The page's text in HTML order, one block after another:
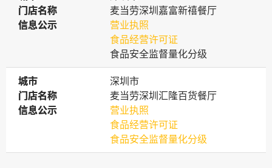
门店名称
门店名称
麦当劳深圳嘉富新禧餐厅
信息公示
信息公示
营业执照
食品经营许可证
食品安全监督量化分级
城市
城市
深圳市
门店名称
门店名称
麦当劳深圳汇隆百货餐厅
信息公示
信息公示
营业执照
食品经营许可证
食品安全监督量化分级